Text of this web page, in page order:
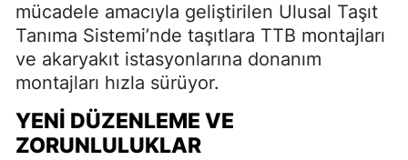
mücadele amacıyla geliştirilen Ulusal Taşıt
Tanıma Sistemi’nde taşıtlara TTB montajları
ve akaryakıt istasyonlarına donanım
montajları hızla sürüyor.
YENI DÜZENLEME VE
ZORUNLULUKLAR